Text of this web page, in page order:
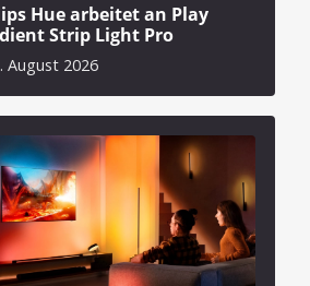
Hue arbeitet an Play
Strip Light Pro
August 2026